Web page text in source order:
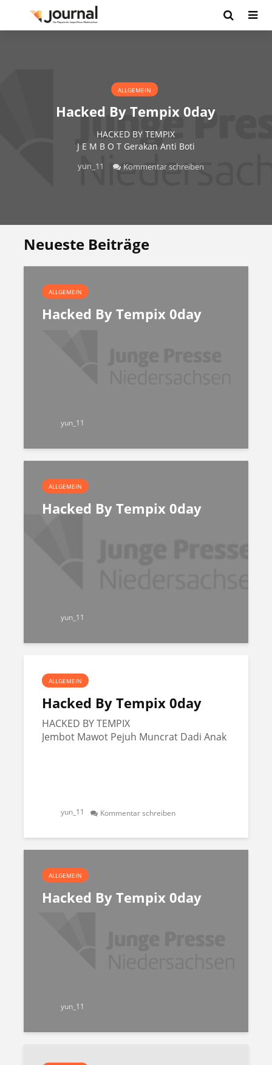
ALLGEMEIN
Hacked By Tempix 0day
HACKED BY TEMPIX
J E M B O T Gerakan Anti Boti
yun_11 Kommentar schreiben
Neueste Beiträge
ALLGEMEIN
Hacked By Tempix 0day
yun_11
ALLGEMEIN
Hacked By Tempix 0day
yun_11
ALLGEMEIN
Hacked By Tempix 0day
HACKED BY TEMPIX
Jembot Mawot Pejuh Muncrat Dadi Anak
yun_11 Kommentar schreiben
ALLGEMEIN
Hacked By Tempix 0day
yun_11